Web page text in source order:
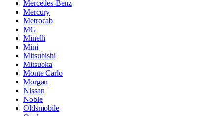
Mercedes-Benz
Mercury
Metrocab
MG
Minelli
Mini
Mitsubishi
Mitsuoka
Monte Carlo
Morgan
Nissan
Noble
Oldsmobile